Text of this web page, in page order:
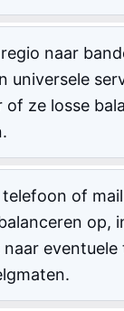
naar
universele
of ze losse
of
op,